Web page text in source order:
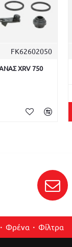
FK62602050
XRV 750
Φρένα Φίλτρα